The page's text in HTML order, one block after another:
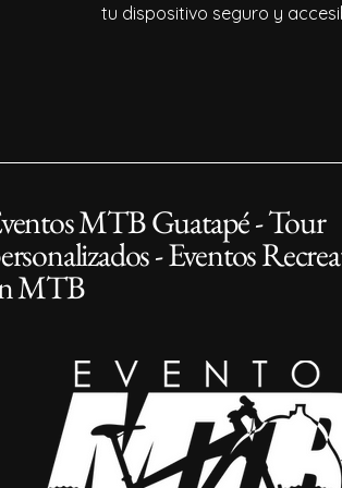
tu dispositivo seguro y
MTB Guatapé - Tour
- Eventos
MTB